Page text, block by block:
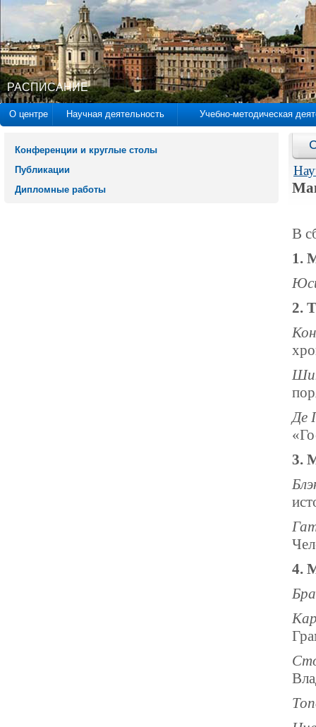
РАСПИСАНИЕ
О центре Научная деятельность Учебно-методическая
В
1.
2.
Де
3.
4.
Конференции и круглые столы
Публикации
Дипломные работы